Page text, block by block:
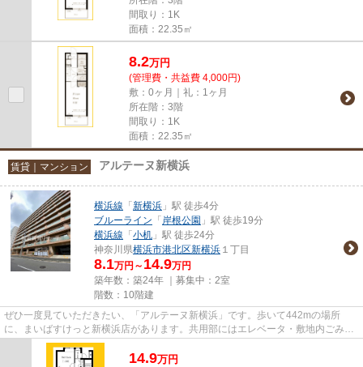
間取り：1K
面積：22.35㎡
8.2万円
(管理費・共益費 4,000円)
敷：0ヶ月｜礼：1ヶ月
所在階：3階
間取り：1K
面積：22.35㎡
賃貸｜マンション アルテーヌ新横浜
横浜線 「 新横浜 」駅 徒歩4分
ブルーライン 「 岸根公園 」駅 徒歩19分
横浜線 「 小机 」駅 徒歩24分
神奈川県横浜市港北区新横浜 １丁目
8.1万円～ 14.9万円
築年数：築24年 ｜募集中： 2室
階数：10階建
ぜひ一度見ていただきたい、「アルテーヌ新横浜」です。歩いて442mの場所
に、まいばすけっと新横浜店があります。共用部にはエレベータ・敷地内ごみ置
き場など様々な設備やサービスが...
14.9万円